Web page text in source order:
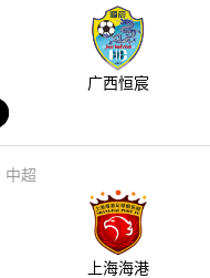
广西恒宸
中超
上海海港